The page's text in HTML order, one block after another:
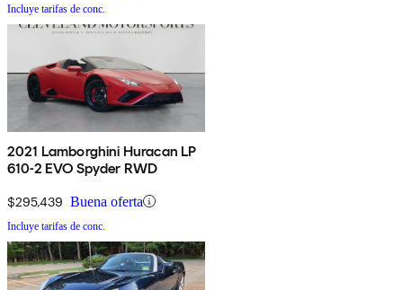
Incluye tarifas de conc.
2021 Lamborghini Huracan LP
610-2 EVO Spyder RWD
$295,439 Buena oferta
Incluye tarifas de conc.